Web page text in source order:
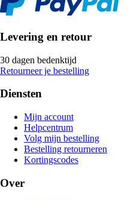
Levering en retour
30 dagen bedenktijd
Retourneer je bestelling
Diensten
Mijn account
Helpcentrum
Volg mijn bestelling
Bestelling retourneren
Kortingscodes
Over